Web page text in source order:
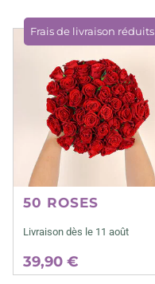
Frais de livraison réduits
50 ROSES
Livraison dès le 11 août
39,90 €